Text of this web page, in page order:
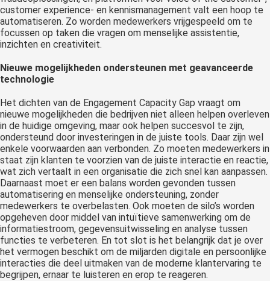
customer experience- en kennismanagement valt een hoop te
automatiseren. Zo worden medewerkers vrijgespeeld om te
focussen op taken die vragen om menselijke assistentie,
inzichten en creativiteit.
Nieuwe mogelijkheden ondersteunen met geavanceerde
technologie
Het dichten van de Engagement Capacity Gap vraagt om
nieuwe mogelijkheden die bedrijven niet alleen helpen overleven
in de huidige omgeving, maar ook helpen succesvol te zijn,
ondersteund door investeringen in de juiste tools. Daar zijn wel
enkele voorwaarden aan verbonden. Zo moeten medewerkers in
staat zijn klanten te voorzien van de juiste interactie en reactie,
wat zich vertaalt in een organisatie die zich snel kan aanpassen.
Daarnaast moet er een balans worden gevonden tussen
automatisering en menselijke ondersteuning, zonder
medewerkers te overbelasten. Ook moeten de silo’s worden
opgeheven door middel van intuïtieve samenwerking om de
informatiestroom, gegevensuitwisseling en analyse tussen
functies te verbeteren. En tot slot is het belangrijk dat je over
het vermogen beschikt om de miljarden digitale en persoonlijke
interacties die deel uitmaken van de moderne klantervaring te
begrijpen, ernaar te luisteren en erop te reageren.